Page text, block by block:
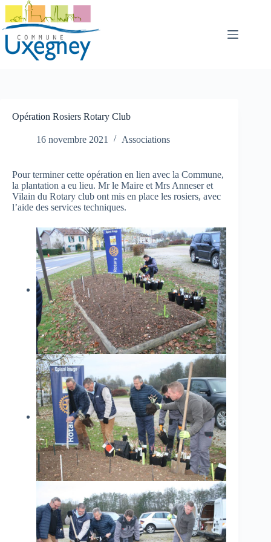
Passer
contenu
Opération Rosiers Rotary Club
16 novembre 2021 Associations
Pour terminer cette opération en lien avec la Commune,
la plantation a eu lieu. Mr le Maire et Mrs Anneser et
Vilain du Rotary club ont mis en place les rosiers, avec
l’aide des services techniques.